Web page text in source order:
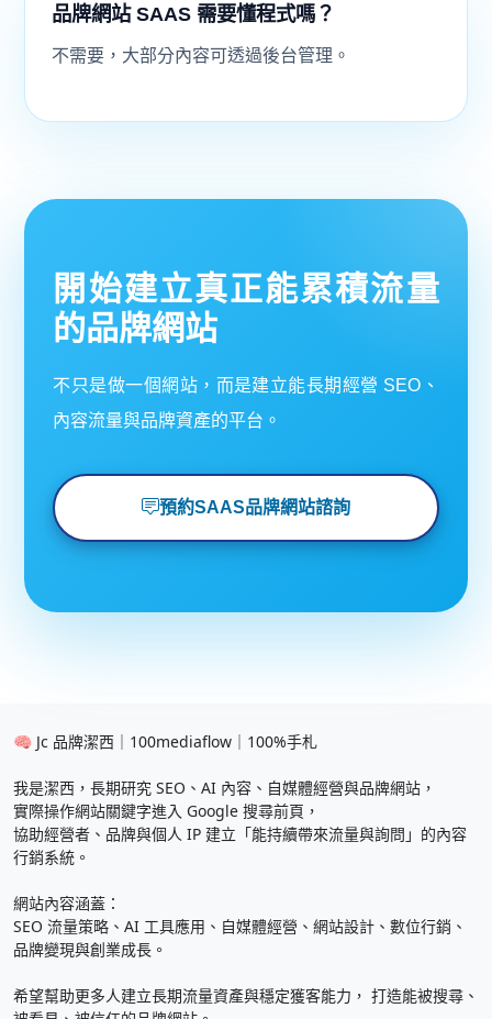
品牌網站 SAAS 需要懂程式嗎？
不需要，大部分內容可透過後台管理。
開始建立真正能累積流量
的品牌網站
不只是做一個網站，而是建立能長期經營 SEO、
內容流量與品牌資產的平台。
預約SAAS品牌網站諮詢
🧠 Jc 品牌潔西｜100mediaflow｜100%手札
我是潔西，長期研究 SEO、AI 內容、自媒體經營與品牌網站，
實際操作網站關鍵字進入 Google 搜尋前頁，
協助經營者、品牌與個人 IP 建立「能持續帶來流量與詢問」的內容
行銷系統。
網站內容涵蓋：
SEO 流量策略、AI 工具應用、自媒體經營、網站設計、數位行銷、
品牌變現與創業成長。
希望幫助更多人建立長期流量資產與穩定獲客能力， 打造能被搜尋、